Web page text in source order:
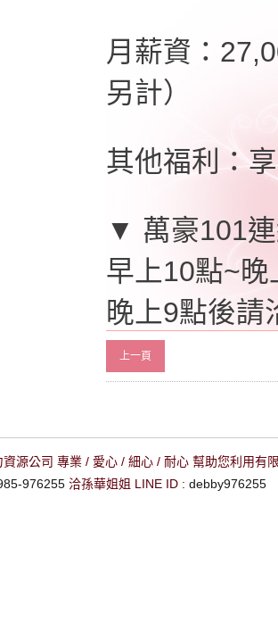
月薪資：
另計）
其他福利：
▼ 萬豪101
早上10點~
晚上9點後請
上一頁
源公司 專業 / 愛心 / 細心 / 耐心 幫助您利用有
976255 洽孫華姐姐 LINE ID : debby976255